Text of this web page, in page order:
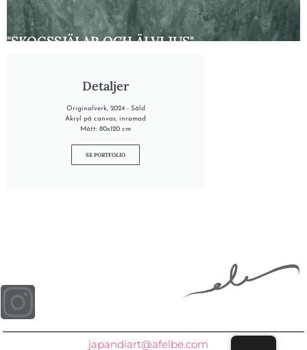
"SKOGSSJÄLAR OCH ÄLVLJUS"
Detaljer
Originalverk, 2024 - Såld
Akryl på canvas, inramad
Mått: 80x120 cm
SE PORTFOLIO
japandiart@afelbe.com